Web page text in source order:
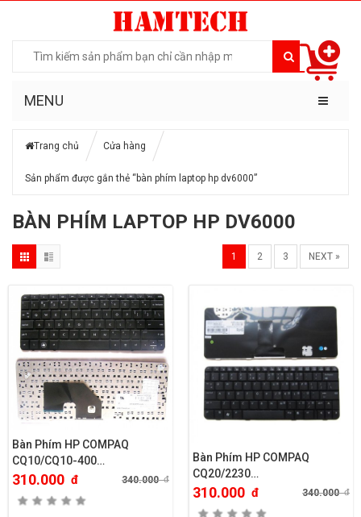
MENU
Trang chủ Cửa hàng
Sản phẩm được gắn thẻ “bàn phím laptop hp dv6000”
BÀN PHÍM LAPTOP HP DV6000
1 2 3 NEXT »
Bàn Phím HP COMPAQ
CQ10/CQ10-400…
310.000 đ 340.000đ
Bàn Phím HP COMPAQ
CQ20/2230…
310.000 đ 340.000đ